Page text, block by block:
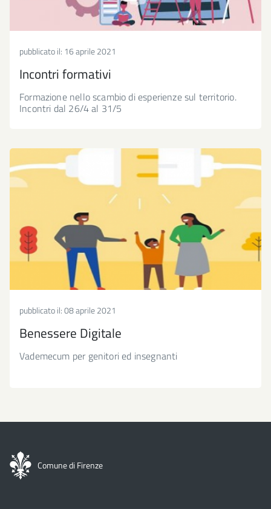
pubblicato il: 16 aprile 2021
Incontri formativi
Formazione nello scambio di esperienze sul territorio.
Incontri dal 26/4 al 31/5
pubblicato il:08 aprile 2021
Benessere Digitale
Vademecum per genitori ed insegnanti
Comune di Firenze